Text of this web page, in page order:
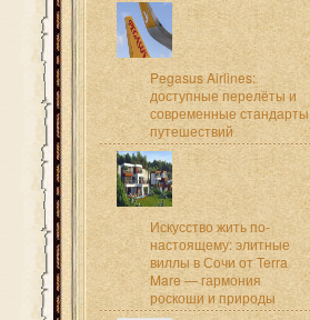
Pegasus Airlines:
доступные перелёты и
современные стандарты
путешествий
Искусство жить по-
настоящему: элитные
виллы в Сочи от Terra
Mare — гармония
роскоши и природы